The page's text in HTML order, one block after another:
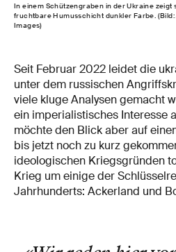
In einem Schützengraben in der Ukraine zeigt
fruchtbare Humusschicht dunkler Farbe. (Bild:
Images)
Seit Februar 2022 leidet die
unter dem russischen
viele kluge Analysen gemacht
ein imperialistisches Interesse
möchte den Blick aber auf
bis jetzt noch zu kurz
ideologischen Kriegsgründen
Krieg um einige der
Jahrhunderts: Ackerland und